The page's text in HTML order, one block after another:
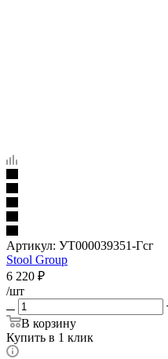
Артикул: УТ000039351-Гсг
Stool Group
6 220 ₽
/шт
В корзину
Купить в 1 клик